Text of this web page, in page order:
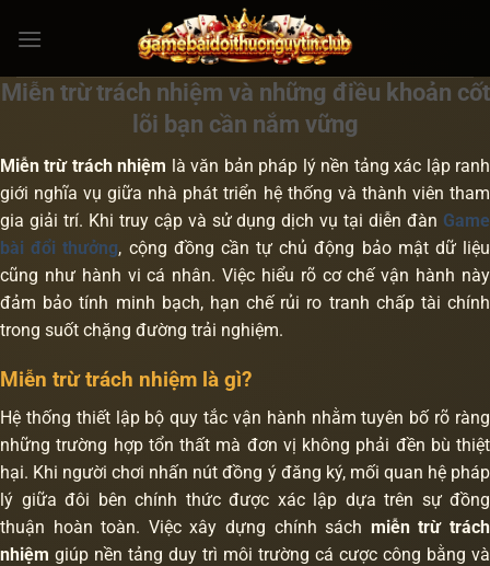
qua
dung
Miễn trừ trách nhiệm và những điều khoản cốt
lõi bạn cần nắm vững
Miễn trừ trách nhiệm là văn bản pháp lý nền tảng xác lập ranh
giới nghĩa vụ giữa nhà phát triển hệ thống và thành viên tham
gia giải trí. Khi truy cập và sử dụng dịch vụ tại diễn đàn Game
bài đổi thưởng, cộng đồng cần tự chủ động bảo mật dữ liệu
cũng như hành vi cá nhân. Việc hiểu rõ cơ chế vận hành này
đảm bảo tính minh bạch, hạn chế rủi ro tranh chấp tài chính
trong suốt chặng đường trải nghiệm.
Miễn trừ trách nhiệm là gì?
Hệ thống thiết lập bộ quy tắc vận hành nhằm tuyên bố rõ ràng
những trường hợp tổn thất mà đơn vị không phải đền bù thiệt
hại. Khi người chơi nhấn nút đồng ý đăng ký, mối quan hệ pháp
lý giữa đôi bên chính thức được xác lập dựa trên sự đồng
thuận hoàn toàn. Việc xây dựng chính sách miễn trừ trách
nhiệm giúp nền tảng duy trì môi trường cá cược công bằng và